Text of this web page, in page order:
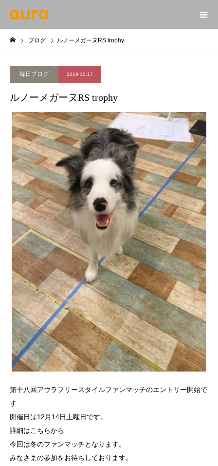
ブログ ルノーメガーヌRS trophy
毎日ブログ 2019.10.17
ルノーメガーヌRS trophy
第十八回アウラフリースタイルファンマッチのエントリー開始で
す
開催日は12月14日土曜日です。
詳細はこちらから
今回は冬のファンマッチとなります。
みなさまの参加をお待ちしております。